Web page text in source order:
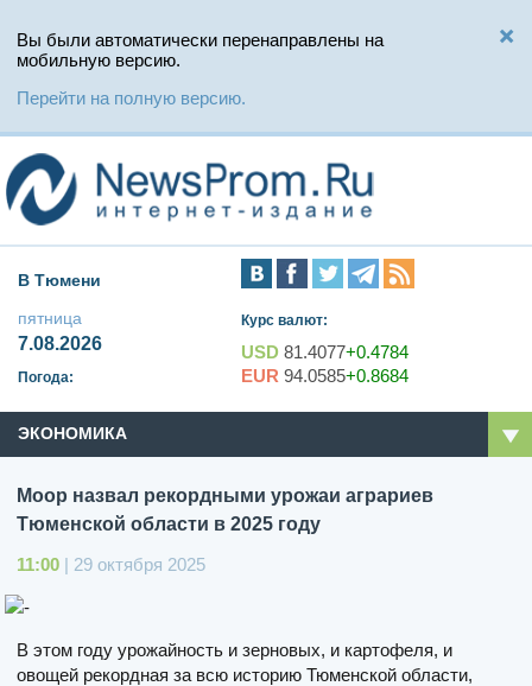
Вы были автоматически перенаправлены на
мобильную версию.
Перейти на полную версию.
В Тюмени
пятница
7.08.2026
Погода:
Курс валют:
USD 81.4077+0.4784
EUR 94.0585+0.8684
ЭКОНОМИКА
Моор назвал рекордными урожаи аграриев
Тюменской области в 2025 году
11:00 | 29 октября 2025
В этом году урожайность и зерновых, и картофеля, и
овощей рекордная за всю историю Тюменской области,